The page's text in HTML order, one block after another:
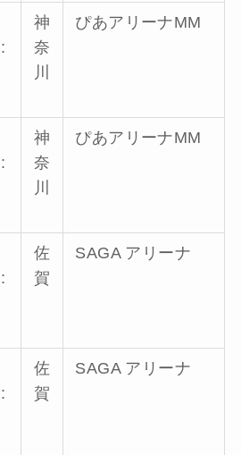
神
奈
川
ぴあアリーナMM
神
奈
川
ぴあアリーナMM
佐
賀
SAGA アリーナ
佐
賀
SAGA アリーナ